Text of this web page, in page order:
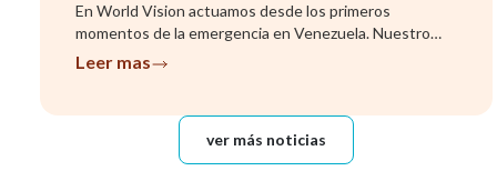
En World Vision actuamos desde los primeros
momentos de la emergencia en Venezuela. Nuestro
equipo ya se encuentra evalu...
Leer mas
ver más noticias